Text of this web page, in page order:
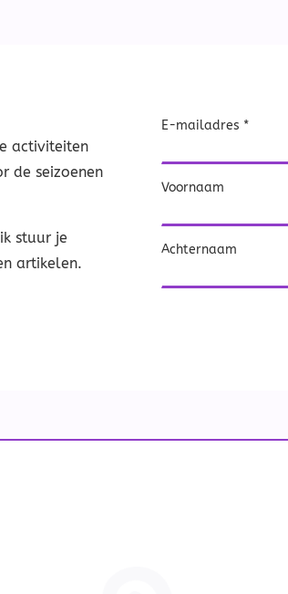
activiteiten
de seizoenen
stuur je
artikelen.
E-mailadres *
Voornaam
Achternaam